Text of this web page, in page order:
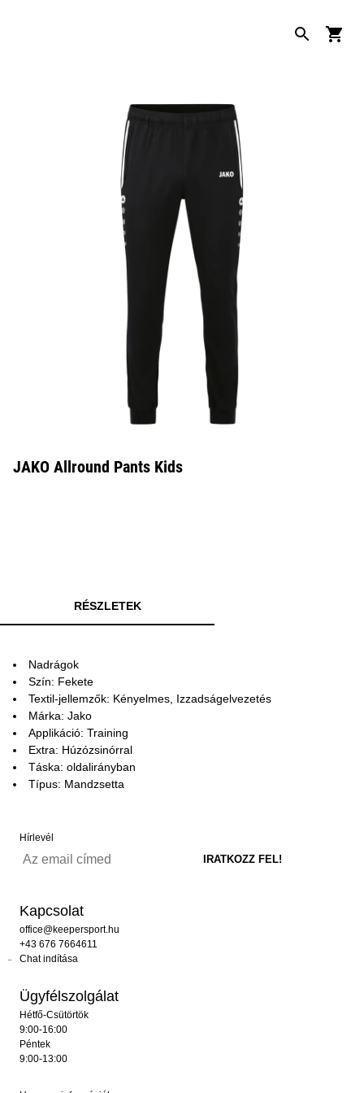
JAKO Allround Pants Kids
RÉSZLETEK
Nadrágok
Szín: Fekete
Textil-jellemzők: Kényelmes, Izzadságelvezetés
Márka: Jako
Applikáció: Training
Extra: Húzózsinórral
Táska: oldalirányban
Típus: Mandzsetta
Hírlevél
Kapcsolat
office@keepersport.hu
+43 676 7664611
Chat indítása
Ügyfélszolgálat
Hétfő-Csütörtök
9:00-16:00
Péntek
9:00-13:00